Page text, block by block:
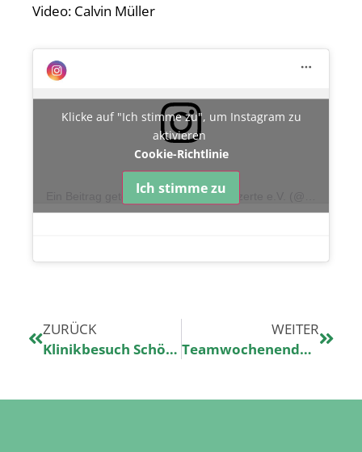
Video: Calvin Müller
Klicke auf "Ich stimme zu", um Instagram zu
aktivieren
Cookie-Richtlinie
Ich stimme zu
ZURÜCK
Klinikbesuch Schönwald im Schwarzwald
WEITER
Teamwochenende in Magdeburg